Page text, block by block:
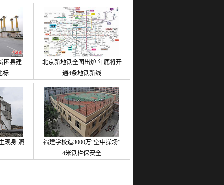
困县建
标
北京新地铁全图出炉 年底将开
通4条地铁新线
现身 照
福建学校造3000万“空中操场”
4米铁栏保安全